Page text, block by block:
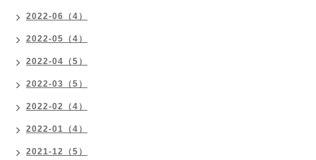
2022-06（4）
2022-05（4）
2022-04（5）
2022-03（5）
2022-02（4）
2022-01（4）
2021-12（5）